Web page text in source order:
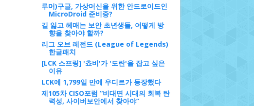
루머)구글, 가상머신을 위한 안드로이드인
MicroDroid 준비중?
길 잃고 헤매는 보안 초년생들, 어떻게 방
향을 찾아야 할까?
리그 오브 레전드 (League of Legends)
한글패치
[LCK 스프링] '쵸비'가 '도란'을 잡고 싶은
이유
LCK에 1,799일 만에 우디르가 등장했다
제105차 CISO포럼 “비대면 시대의 회복 탄
력성, 사이버보안에서 찾아야”